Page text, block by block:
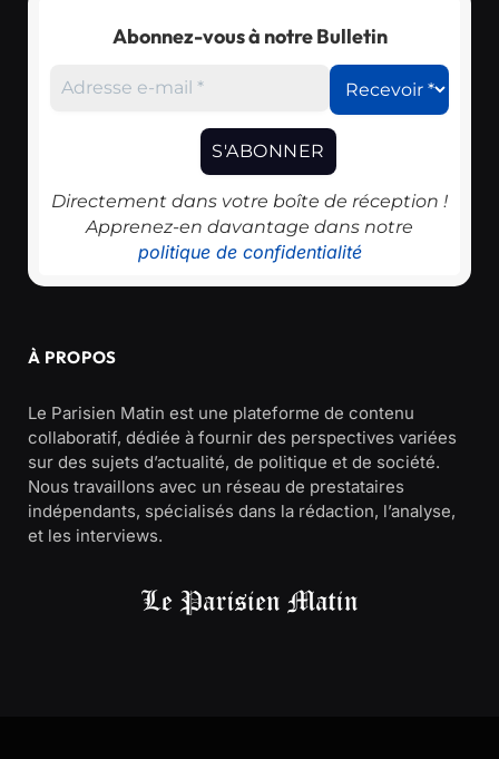
Abonnez-vous à notre Bulletin
Directement dans votre boîte de réception !
Apprenez-en davantage dans notre
politique de confidentialité
À PROPOS
Le Parisien Matin est une plateforme de contenu
collaboratif, dédiée à fournir des perspectives variées
sur des sujets d’actualité, de politique et de société.
Nous travaillons avec un réseau de prestataires
indépendants, spécialisés dans la rédaction, l’analyse,
et les interviews.